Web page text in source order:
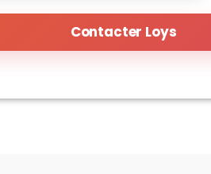
Contacter Loys